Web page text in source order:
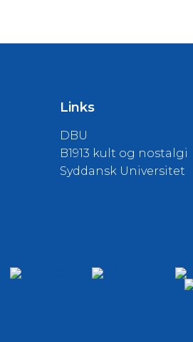
Links
DBU
B1913 kult og nostalgi
Syddansk Universitet